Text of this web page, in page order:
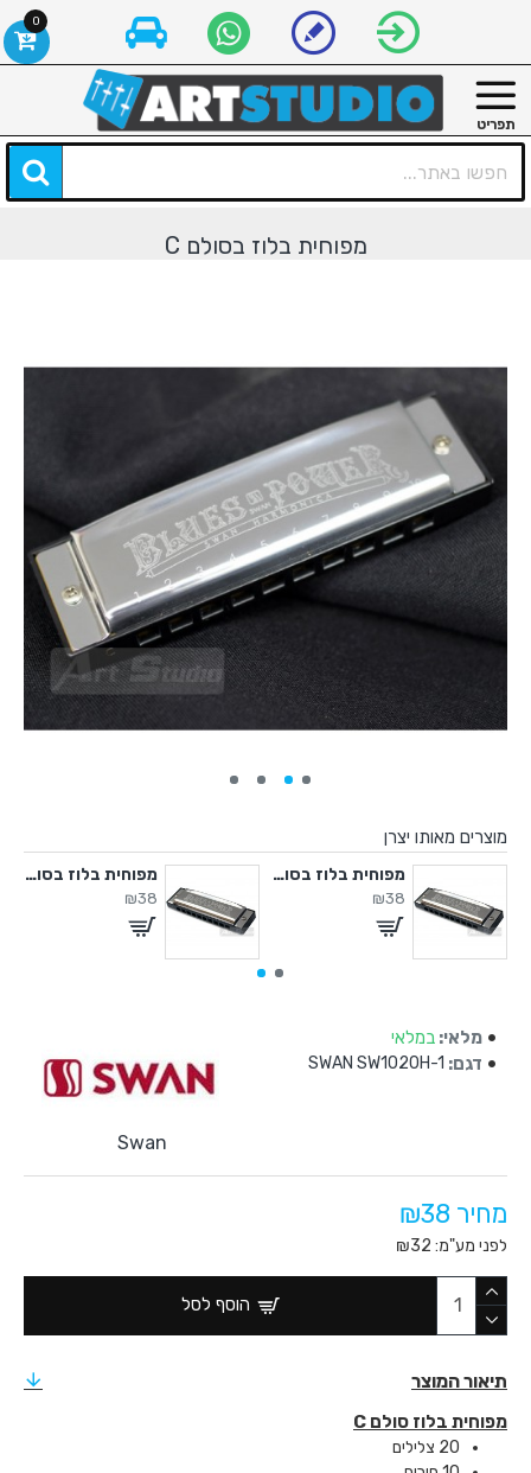
מפוחית בלוז בסולם C
מוצרים מאותו יצרן
מפוחית בלוז בסולם D
₪38
מפוחית בלוז בסולם E
₪38
מלאי: במלאי
דגם: SWAN SW1020H-1
Swan
מחיר ₪38
לפני מע"מ: ₪32
הוסף לסל
תיאור המוצר
מפוחית בלוז סולם C
20 צלילים
0